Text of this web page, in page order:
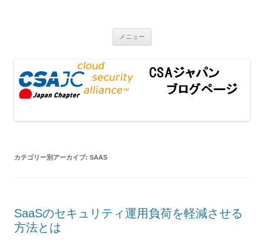
メニュー
カテゴリー別アーカイブ: SAAS
SaaSのセキュリティ運用負荷を軽減させる
方法とは